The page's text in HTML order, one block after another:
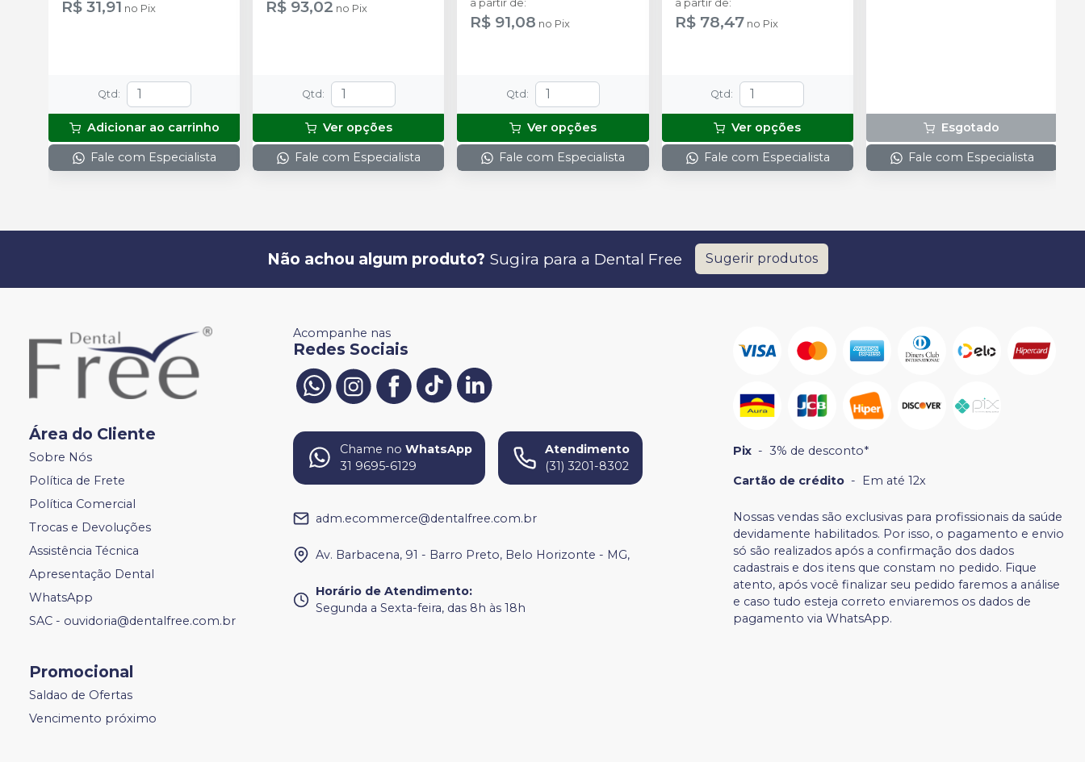
R$ 31,91 no Pix
Qtd :
Adicionar ao carrinho
Fale com Especialista
R$ 93,02 no Pix
Qtd :
Ver opções
Fale com Especialista
a partir de:
R$ 91,08 no Pix
Qtd :
Ver opções
Fale com Especialista
a partir de:
R$ 78,47 no Pix
Qtd :
Ver opções
Fale com Especialista
Esgotado
Fale com Especialista
Não achou algum produto? Sugira para a Dental Free Sugerir produtos
Área do Cliente
Sobre Nós
Política de Frete
Política Comercial
Trocas e Devoluções
Assistência Técnica
Apresentação Dental
WhatsApp
SAC - ouvidoria@dentalfree.com.br
Promocional
Saldao de Ofertas
Vencimento próximo
Acompanhe nas
Redes Sociais
Chame no WhatsApp
31 9695-6129
Atendimento
(31) 3201-8302
adm.ecommerce@dentalfree.com.br
Av. Barbacena, 91 - Barro Preto, Belo Horizonte - MG,
Horário de Atendimento:
Segunda a Sexta-feira, das 8h às 18h
Pix - 3% de desconto*
Cartão de crédito - Em até 12x
Nossas vendas são exclusivas para profissionais da saúde
devidamente habilitados. Por isso, o pagamento e envio
só são realizados após a confirmação dos dados
cadastrais e dos itens que constam no pedido. Fique
atento, após você finalizar seu pedido faremos a análise
e caso tudo esteja correto enviaremos os dados de
pagamento via WhatsApp.